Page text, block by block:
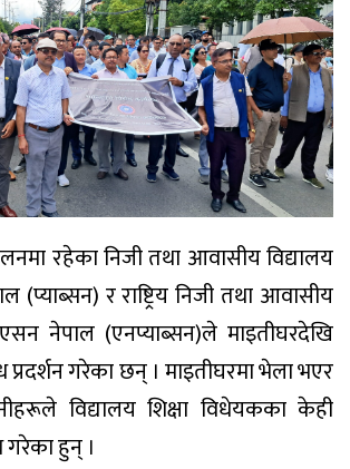
रहेका निजी तथा आवासीय विद्यालय
(प्याब्सन) र राष्ट्रिय निजी तथा आवासीय
नेपाल (एनप्याब्सन)ले माइतीघरदेखि
प्रदर्शन गरेका छन् । माइतीघरमा भेला भएर
विद्यालय शिक्षा विधेयकका केही
गरेका हुन् ।